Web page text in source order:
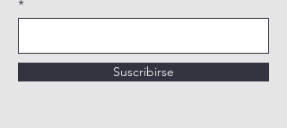
Suscribirse